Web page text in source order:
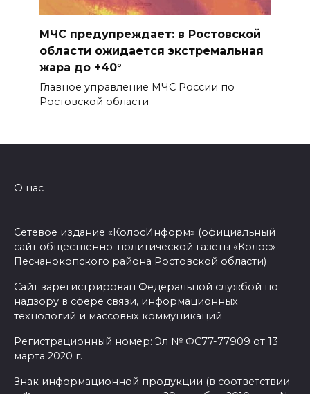
МЧС предупреждает: в Ростовской
области ожидается экстремальная
жара до +40°
Главное управление МЧС России по
Ростовской области
О нас
Сетевое издание «КолосИнформ» (официальный
сайт общественно-политической газеты «Колос»
Песчанокопского района Ростовской области)
Сайт зарегистрирован Федеральной службой по
надзору в сфере связи, информационных
технологий и массовых коммуникаций
Регистрационный номер: Эл № ФС77-77909 от 13
марта 2020 г.
Знак информационной продукции (в соответствии